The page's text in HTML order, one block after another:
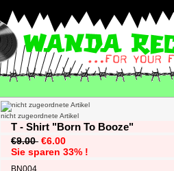
nicht zugeordnete Artikel
T - Shirt "Born To Booze"
€9.00 €6.00
Sie sparen 33% !
BN004